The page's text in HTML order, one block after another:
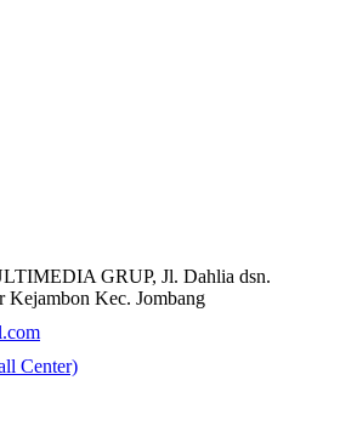
GRUP, Jl. Dahlia dsn.
Kejambon Kec. Jombang
Center)